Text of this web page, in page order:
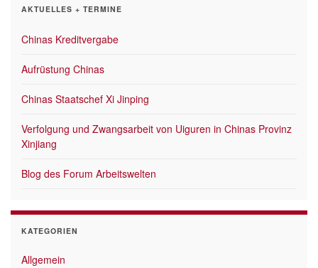
AKTUELLES + TERMINE
Chinas Kreditvergabe
Aufrüstung Chinas
Chinas Staatschef Xi Jinping
Verfolgung und Zwangsarbeit von Uiguren in Chinas Provinz
Xinjiang
Blog des Forum Arbeitswelten
KATEGORIEN
Allgemein